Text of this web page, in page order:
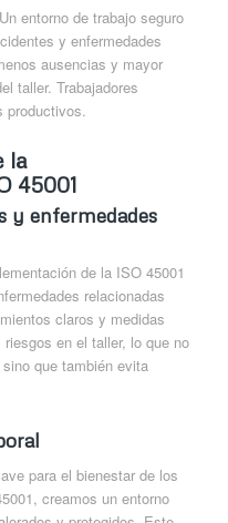
entorno de trabajo seguro
y enfermedades
ausencias y mayor
taller. Trabajadores
productivos.
la
45001
y enfermedades
de la ISO 45001
relacionadas
claros y medidas
en el taller, lo que no
que también evita
para el bienestar de los
creamos un entorno